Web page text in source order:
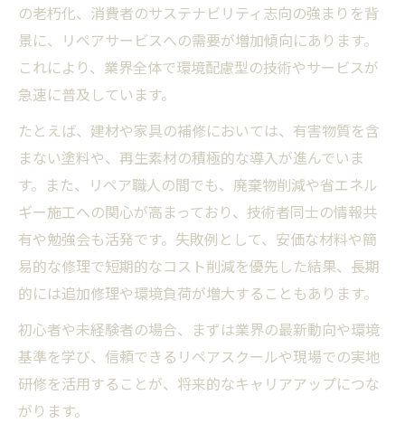
の老朽化、消費者のサステナビリティ志向の強まりを背
景に、リペアサービスへの需要が増加傾向にあります。
これにより、業界全体で環境配慮型の技術やサービスが
急速に普及しています。
たとえば、建材や家具の補修においては、有害物質を含
まない塗料や、再生素材の積極的な導入が進んでいま
す。また、リペア職人の間でも、廃棄物削減や省エネル
ギー施工への関心が高まっており、技術者同士の情報共
有や勉強会も活発です。失敗例として、安価な材料や簡
易的な修理で短期的なコスト削減を優先した結果、長期
的には追加修理や環境負荷が増大することもあります。
初心者や未経験者の場合、まずは業界の最新動向や環境
基準を学び、信頼できるリペアスクールや現場での実地
研修を活用することが、将来的なキャリアアップにつな
がります。